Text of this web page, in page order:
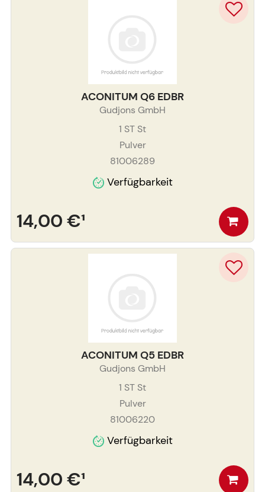
ACONITUM Q6 EDBR
Gudjons GmbH
1 ST St
Pulver
81006289
Verfügbarkeit
14,00 €¹
ACONITUM Q5 EDBR
Gudjons GmbH
1 ST St
Pulver
81006220
Verfügbarkeit
14,00 €¹